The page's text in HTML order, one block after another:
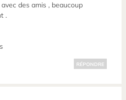
des amis , beaucoup
.
RÉPONDRE